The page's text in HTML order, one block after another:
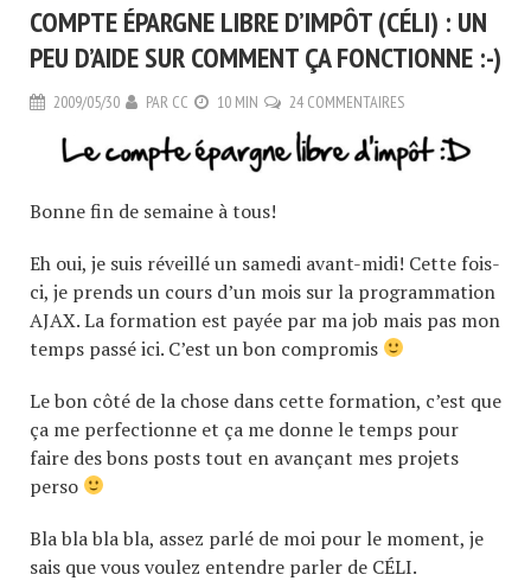
COMPTE ÉPARGNE LIBRE D’IMPÔT (CÉLI) : UN
PEU D’AIDE SUR COMMENT ÇA FONCTIONNE :-)
2009/05/30 PAR CC 10 MIN 24 COMMENTAIRES
Bonne fin de semaine à tous!
Eh oui, je suis réveillé un samedi avant-midi! Cette fois-
ci, je prends un cours d’un mois sur la programmation
AJAX. La formation est payée par ma job mais pas mon
temps passé ici. C’est un bon compromis
Le bon côté de la chose dans cette formation, c’est que
ça me perfectionne et ça me donne le temps pour
faire des bons posts tout en avançant mes projets
perso
Bla bla bla bla, assez parlé de moi pour le moment, je
sais que vous voulez entendre parler de CÉLI.